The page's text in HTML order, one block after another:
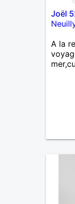
Joël
A la